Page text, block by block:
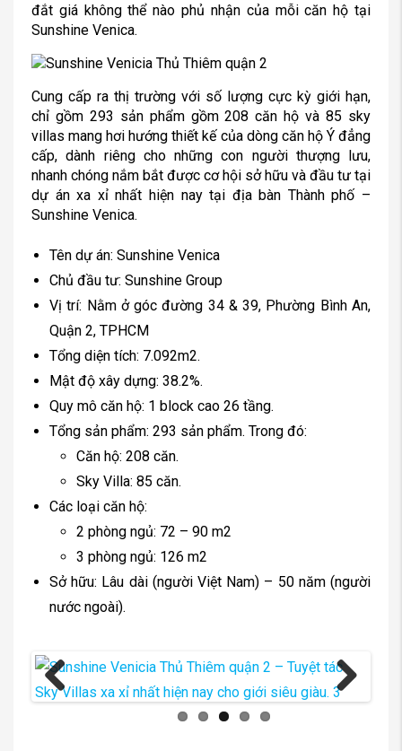
đắt giá không thể nào phủ nhận của mỗi căn hộ tại
Sunshine Venica.
Cung cấp ra thị trường với số lượng cực kỳ giới hạn,
chỉ gồm 293 sản phẩm gồm 208 căn hộ và 85 sky
villas mang hơi hướng thiết kế của dòng căn hộ Ý đẳng
cấp, dành riêng cho những con người thượng lưu,
nhanh chóng nắm bắt được cơ hội sở hữu và đầu tư tại
dự án xa xỉ nhất hiện nay tại địa bàn Thành phố –
Sunshine Venica.
Tên dự án: Sunshine Venica
Chủ đầu tư: Sunshine Group
Vị trí: Nằm ở góc đường 34 & 39, Phường Bình An,
Quận 2, TPHCM
Tổng diện tích: 7.092m2.
Mật độ xây dựng: 38.2%.
Quy mô căn hộ: 1 block cao 26 tầng.
Tổng sản phẩm: 293 sản phẩm. Trong đó:
Căn hộ: 208 căn.
Sky Villa: 85 căn.
Các loại căn hộ:
2 phòng ngủ: 72 – 90 m2
3 phòng ngủ: 126 m2
Sở hữu: Lâu dài (người Việt Nam) – 50 năm (người
nước ngoài).